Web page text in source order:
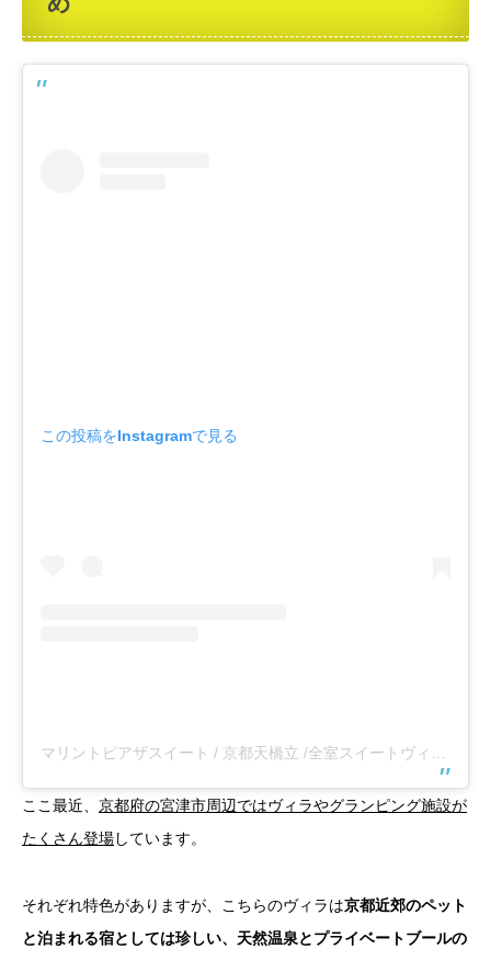
この投稿をInstagramで見る
ここ最近、 京都府の宮津市周辺ではヴィラやグランピング施設が
たくさん登場しています。
それぞれ特色がありますが、こちらのヴィラは京都近郊のペット
と泊まれる宿としては珍しい、天然温泉とプライベートブールの